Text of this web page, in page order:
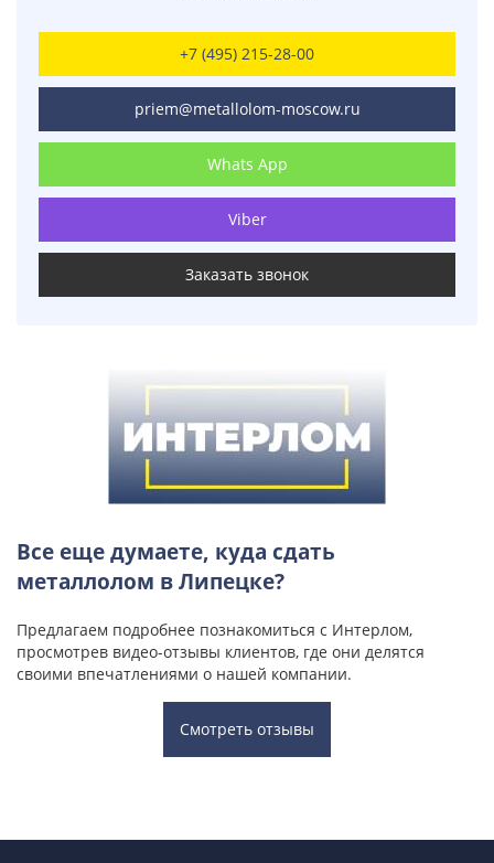
+7 (495) 215-28-00
priem@metallolom-moscow.ru
Whats App
Viber
Заказать звонок
Все еще думаете, куда сдать
металлолом в Липецке?
Предлагаем подробнее познакомиться с Интерлом,
просмотрев видео-отзывы клиентов, где они делятся
своими впечатлениями о нашей компании.
Смотреть отзывы